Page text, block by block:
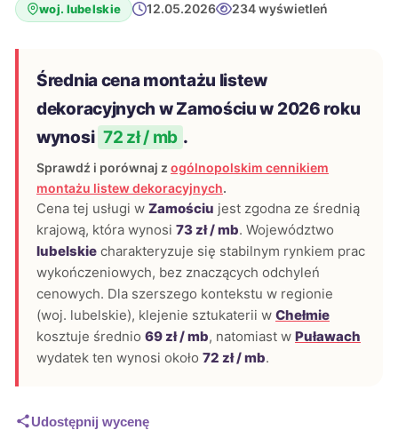
woj. lubelskie 12.05.2026 234 wyświetleń
Średnia cena montażu listew
dekoracyjnych w Zamościu w 2026 roku
wynosi 72 zł / mb .
Sprawdź i porównaj z ogólnopolskim cennikiem
montażu listew dekoracyjnych.
Cena tej usługi w Zamościu jest zgodna ze średnią
krajową, która wynosi 73 zł / mb. Województwo
lubelskie charakteryzuje się stabilnym rynkiem prac
wykończeniowych, bez znaczących odchyleń
cenowych. Dla szerszego kontekstu w regionie
(woj. lubelskie), klejenie sztukaterii w Chełmie
kosztuje średnio 69 zł / mb, natomiast w Puławach
wydatek ten wynosi około 72 zł / mb.
Udostępnij wycenę